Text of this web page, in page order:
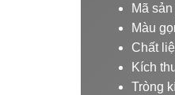
Mã
Màu
Chất
Kích
Tròng